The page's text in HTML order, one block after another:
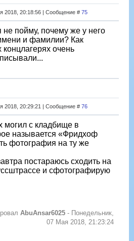
2018, 20:18:56 | Сообщение # 75
не пойму, почему же у него
и фамилии? Как
концлагерях очень
2018, 20:29:21 | Сообщение # 76
могил с кладбище в
называется «Фридхоф
фотография на ту же
постараюсь сходить на
и сфотографирую
AbuAnsar6025 - Понедельник,
07 Мая 2018, 21:23:24